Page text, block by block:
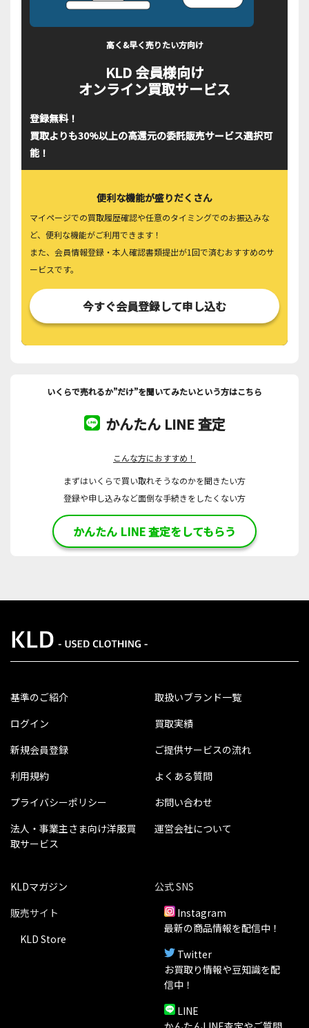
高く&早く売りたい方向け
KLD 会員様向け
オンライン買取サービス
登録無料！
買取よりも30%以上の高還元の委託販売サービス選択可
能！
便利な機能が盛りだくさん
マイページでの買取履歴確認や任意のタイミングでのお振込みな
ど、便利な機能がご利用できます！
また、会員情報登録・本人確認書類提出が1回で済むおすすめのサ
ービスです。
今すぐ会員登録して申し込む
いくらで売れるか”だけ”を聞いてみたいという方はこちら
かんたん LINE 査定
こんな方におすすめ！
まずはいくらで買い取れそうなのかを聞きたい方
登録や申し込みなど面倒な手続きをしたくない方
かんたん LINE 査定をしてもらう
基準のご紹介
ログイン
新規会員登録
利用規約
プライバシーポリシー
法人・事業主さま向け洋服買
取サービス
取扱いブランド一覧
買取実績
ご提供サービスの流れ
よくある質問
お問い合わせ
運営会社について
KLDマガジン
販売サイト
KLD Store
公式 SNS
Instagram
最新の商品情報を配信中！
Twitter
お買取り情報や豆知識を配
信中！
LINE